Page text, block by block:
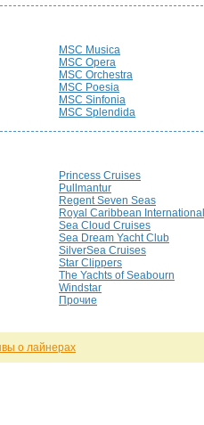
MSC Musica
MSC Opera
MSC Orchestra
MSC Poesia
MSC Sinfonia
MSC Splendida
Princess Cruises
Pullmantur
Regent Seven Seas
Royal Caribbean International
Sea Cloud Cruises
Sea Dream Yacht Club
SilverSea Cruises
Star Clippers
The Yachts of Seabourn
Windstar
Прочие
о лайнерах